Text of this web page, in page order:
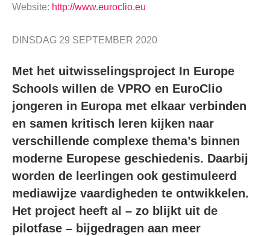
Website: http://www.euroclio.eu
DINSDAG 29 SEPTEMBER 2020
Met het uitwisselingsproject In Europe
Schools willen de VPRO en EuroClio
jongeren in Europa met elkaar verbinden
en samen kritisch leren kijken naar
verschillende complexe thema’s binnen
moderne Europese geschiedenis. Daarbij
worden de leerlingen ook gestimuleerd
mediawijze vaardigheden te ontwikkelen.
Het project heeft al – zo blijkt uit de
pilotfase – bijgedragen aan meer